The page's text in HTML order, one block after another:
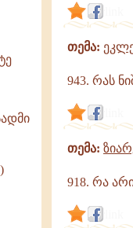
თემა:
943. რას
თემა:
918. რა